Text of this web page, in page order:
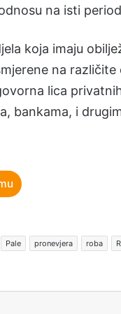
na isti
koja imaju
na različite
lica
bankama, i
Pale pronevjera roba